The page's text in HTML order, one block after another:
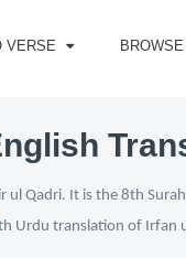
VERSE BROWSE
Qadri. It is the 8th
Urdu translation of Irfan